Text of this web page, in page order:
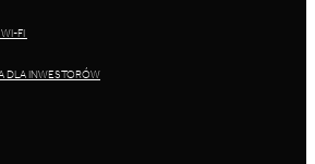
FI
DLA INWESTORÓW